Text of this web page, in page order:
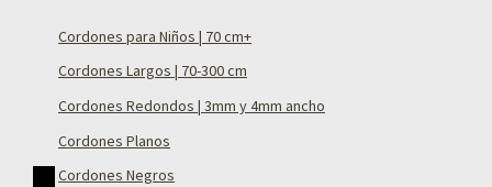
Cordones para Niños | 70 cm+
Cordones Largos | 70-300 cm
Cordones Redondos | 3mm y 4mm ancho
Cordones Planos
Cordones Negros